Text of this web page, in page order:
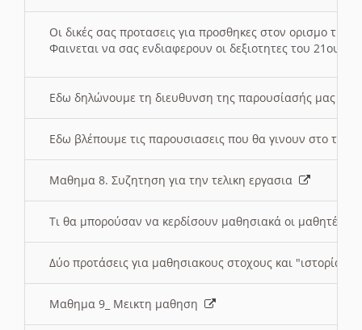
Οι δικές σας προτασεις για προσθηκες στον ορισμο
Φαινεται να σας ενδιαφερουν οι δεξιοτητες του 21ου
Εδω δηλώνουμε τη διευθυνση της παρουσίασής μας
Εδω βλέπουμε τις παρουσιασεις που θα γινουν στο
Μαθημα 8. Συζητηση για την τελικη εργασια
Τι θα μπορούσαν να κερδίσουν μαθησιακά οι μαθητές/
Δύο προτάσεις για μαθησιακους στοχους και "ιστορία"
Μαθημα 9_ Μεικτη μαθηση